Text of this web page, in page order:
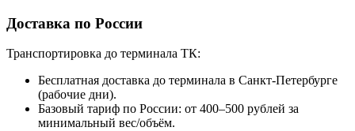
Доставка по России
Транспортировка до терминала ТК:
Бесплатная доставка до терминала в Санкт-Петербурге
(рабочие дни).
Базовый тариф по России: от 400–500 рублей за
минимальный вес/объём.